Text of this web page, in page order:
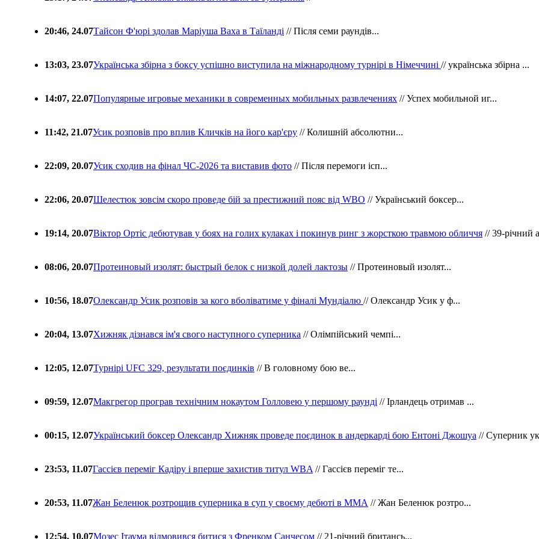
20:46, 24.07Тайсон Ф'юрі здолав Маріуша Ваха в Таїланді // Після семи раундів...
13:03, 23.07Українська збірна з боксу успішно виступила на міжнародному турнірі в Німеччині // українська збірна ...
14:07, 22.07Популярные игровые механики в современных мобильных развлечениях // Успех мобильной иг...
11:42, 21.07Усик розповів про вплив Кличків на його кар'єру // Колишній абсолютни...
22:09, 20.07Усик сходив на фінал ЧС-2026 та виставив фото // Після перемоги ісп...
22:06, 20.07Шелестюк зовсім скоро проведе бій за престижний пояс від WBO // Український боксер...
19:14, 20.07Віктор Ортіс дебютував у боях на голих кулаках і покинув ринг з жорсткою травмою обличчя // 39-річний
08:06, 20.07Протеиновый изолят: быстрый белок с низкой долей лактозы // Протеиновый изолят...
10:56, 18.07Олександр Усик розповів за кого вболіватиме у фіналі Мундіалю // Олександр Усик у ф...
20:04, 13.07Хижняк дізнався ім'я свого наступного суперника // Олімпійський чемпі...
12:05, 12.07Турнірі UFC 329, результати поєдинків // В головному бою ве...
09:59, 12.07Макгрегор програв технічним нокаутом Голловею у першому раунді // Ірландець отримав ...
00:15, 12.07Український боксер Олександр Хижняк проведе поєдинок в андеркарді бою Ентоні Джошуа // Суперник
23:53, 11.07Гассієв переміг Кадіру і вперше захистив титул WBA // Гассієв переміг те...
20:53, 11.07Жан Беленюк розтрощив суперника в суп у своєму дебюті в ММА // Жан Беленюк розтро...
12:54, 10.07Мозес Ітаума відмовився битися з Френком Санчесом // 21-річний британсь...